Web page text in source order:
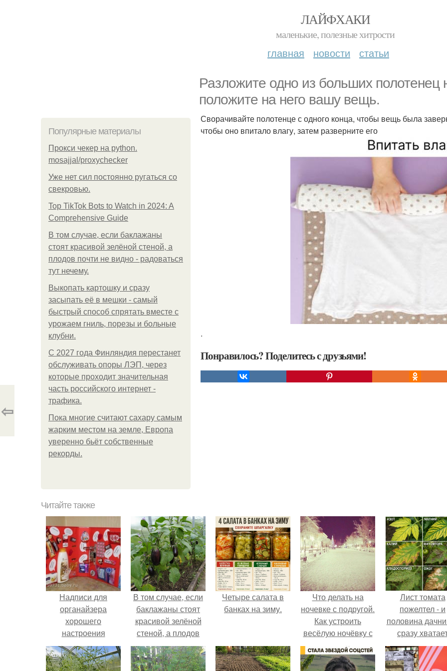
ЛАЙФХАКИ
маленькие, полезные хитрости
главная новости статьи
Разложите одно из больших полотенец
положите на него вашу вещь.
Популярные материалы
Прокси чекер на python.
mosajjal/proxychecker
Уже нет сил постоянно ругаться со
свекровью.
Top TikTok Bots to Watch in 2024: A
Comprehensive Guide
В том случае, если баклажаны
стоят красивой зелёной стеной, а
плодов почти не видно - радоваться
тут нечему.
Выкопать картошку и сразу
засыпать её в мешки - самый
быстрый способ спрятать вместе с
урожаем гниль, порезы и больные
клубни.
С 2027 года Финляндия перестанет
обслуживать опоры ЛЭП, через
которые проходит значительная
часть российского интернет -
трафика.
Пока многие считают сахару самым
жарким местом на земле, Европа
уверенно бьёт собственные
рекорды.
Сворачивайте полотенце с одного конца, чтобы вещь была
чтобы оно впитало влагу, затем разверните его
.
Понравилось? Поделитесь с друзьями!
⇦
Читайте также
Надписи для
органайзера
хорошего
настроения
распечатать. Идеи
"Органайзеров
В том случае, если
баклажаны стоят
красивой зелёной
стеной, а плодов
почти не видно -
радоваться тут
Четыре салата в
банках на зиму.
Что делать на
ночевке с подругой.
Как устроить
весёлую ночёвку с
подружками
Лист томата
пожелтел - и
половина
сразу
удобрение.